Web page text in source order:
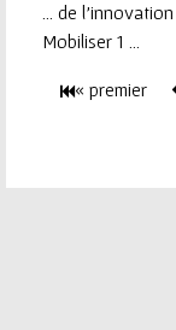
... de
Mobiliser 1 ...
« premier